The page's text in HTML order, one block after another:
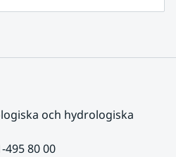
och hydrologiska
495 80 00